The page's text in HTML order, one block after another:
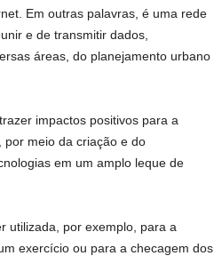
Em outras palavras, é uma rede
e de transmitir dados,
áreas, do planejamento urbano
impactos positivos para a
por meio da criação e do
em um amplo leque de
utilizada, por exemplo, para a
exercício ou para a checagem dos